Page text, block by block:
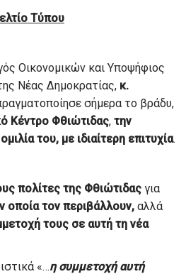
Τύπου
Οικονομικών και Υποψήφιος
Νέας Δημοκρατίας, κ.
σήμερα το βράδυ,
Κέντρο Φθιώτιδας, την
του, με ιδιαίτερη επιτυχία.
πολίτες της Φθιώτιδας για
οποία τον περιβάλλουν, αλλά
τους σε αυτή τη νέα
«…η συμμετοχή αυτή